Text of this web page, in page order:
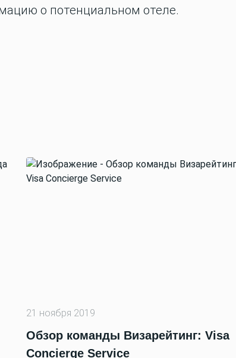
о потенциальном отеле.
21 ноября 2019
Обзор команды Визарейтинг: Visa
Concierge Service